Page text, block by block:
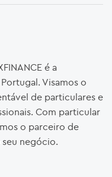
é a
Visamos o
de particulares e
Com particular
o parceiro de
negócio.